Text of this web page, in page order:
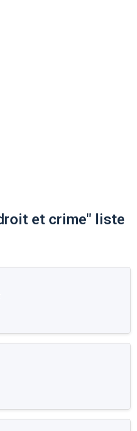
et crime" liste